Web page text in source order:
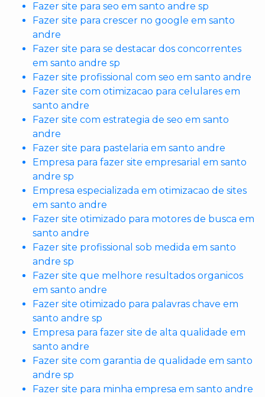
Fazer site para seo em santo andre sp
Fazer site para crescer no google em santo
andre
Fazer site para se destacar dos concorrentes
em santo andre sp
Fazer site profissional com seo em santo andre
Fazer site com otimizacao para celulares em
santo andre
Fazer site com estrategia de seo em santo
andre
Fazer site para pastelaria em santo andre
Empresa para fazer site empresarial em santo
andre sp
Empresa especializada em otimizacao de sites
em santo andre
Fazer site otimizado para motores de busca em
santo andre
Fazer site profissional sob medida em santo
andre sp
Fazer site que melhore resultados organicos
em santo andre
Fazer site otimizado para palavras chave em
santo andre sp
Empresa para fazer site de alta qualidade em
santo andre
Fazer site com garantia de qualidade em santo
andre sp
Fazer site para minha empresa em santo andre